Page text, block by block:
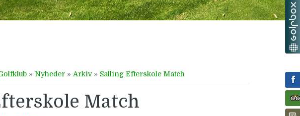
» Nyheder» Arkiv» Salling Efterskole Match
Match